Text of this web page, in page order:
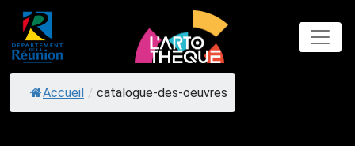
Skip
content
Accueil / catalogue-des-oeuvres